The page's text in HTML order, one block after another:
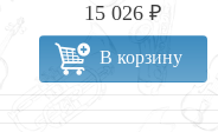
15 026 ₽
В корзину